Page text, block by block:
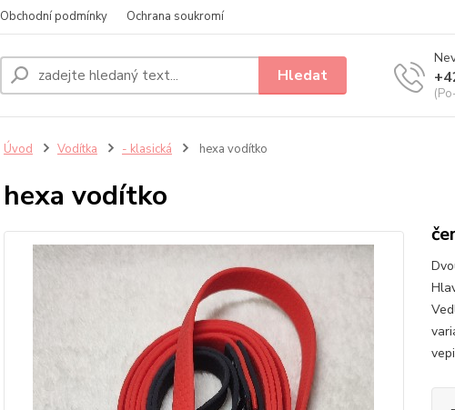
Obchodní podmínky Ochrana soukromí
Hledat
Úvod Vodítka - klasická hexa vodítko
hexa vodítko